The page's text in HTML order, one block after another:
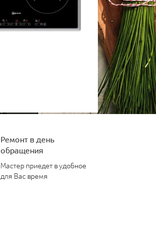
Ремонт в день
обращения
Мастер приедет в удобное
для Вас время